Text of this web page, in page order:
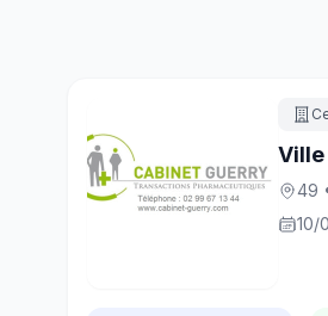
49
10/